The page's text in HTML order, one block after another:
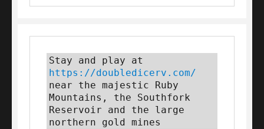
https://doubledicerv.com/
near the majestic Ruby
Mountains, the Southfork
Reservoir and the large
northern gold mines